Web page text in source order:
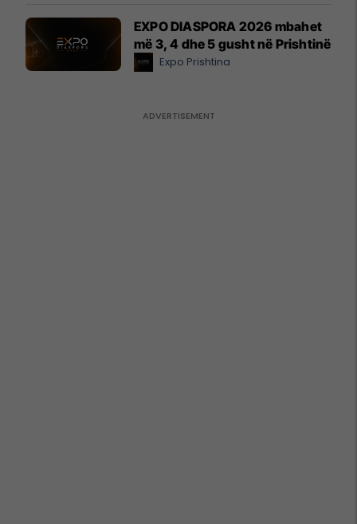
EXPO DIASPORA 2026 mbahet
më 3, 4 dhe 5 gusht në Prishtinë
Expo Prishtina